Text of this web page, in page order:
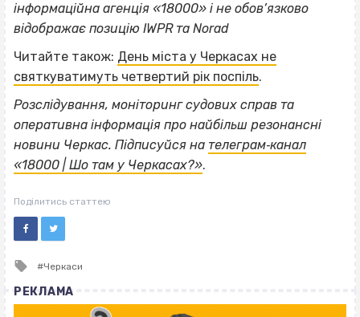
інформаційна агенція «18000» і не обов’язково
відображає позицію IWPR та Norad
Читайте також: День міста у Черкасах не
святкуватимуть четвертий рік поспіль.
Розслідування, моніторинг судових справ та
оперативна інформація про найбільш резонансні
новини Черкас. Підписуйся на телеграм‐канал
«18000 | Шо там у Черкасах?».
Поділитись статтею
Tagged
Черкаси
РЕКЛАМА